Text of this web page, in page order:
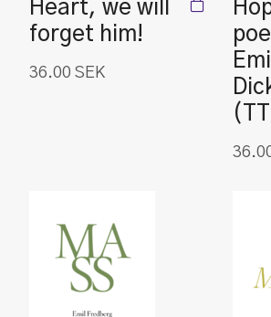
Heart, we will
forget him!
36.00 SEK